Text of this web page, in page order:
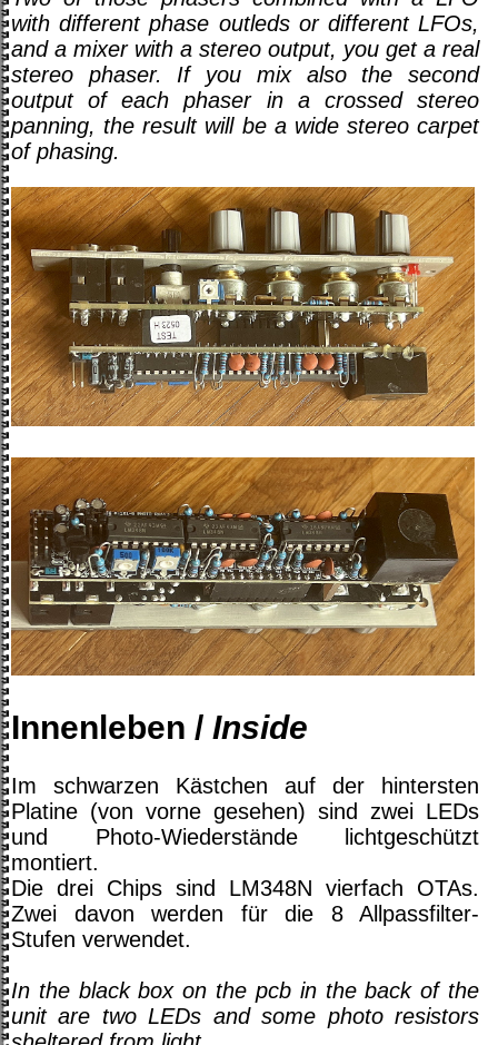
with different phase outleds or different LFOs,
and a mixer with a stereo output, you get a real
stereo phaser. If you mix also the second
output of each phaser in a crossed stereo
panning, the result will be a wide stereo carpet
of phasing.
Innenleben / Inside
Im schwarzen Kästchen auf der hintersten
Platine (von vorne gesehen) sind zwei LEDs
und Photo-Wiederstände lichtgeschützt
montiert.
Die drei Chips sind LM348N vierfach OTAs.
Zwei davon werden für die 8 Allpassfilter-
Stufen verwendet.
In the black box on the pcb in the back of the
unit are two LEDs and some photo resistors